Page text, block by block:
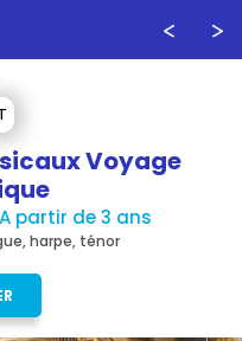
Voyage
partir de 3 ans
harpe, ténor